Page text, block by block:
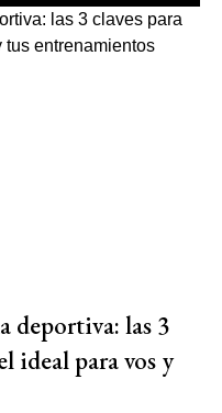
deportiva: las 3
ideal para vos y